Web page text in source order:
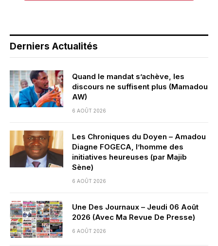
Derniers Actualités
Quand le mandat s’achève, les
discours ne suffisent plus (Mamadou
AW)
6 AOÛT 2026
Les Chroniques du Doyen – Amadou
Diagne FOGECA, l’homme des
initiatives heureuses (par Majib
Sène)
6 AOÛT 2026
Une Des Journaux – Jeudi 06 Août
2026 (Avec Ma Revue De Presse)
6 AOÛT 2026